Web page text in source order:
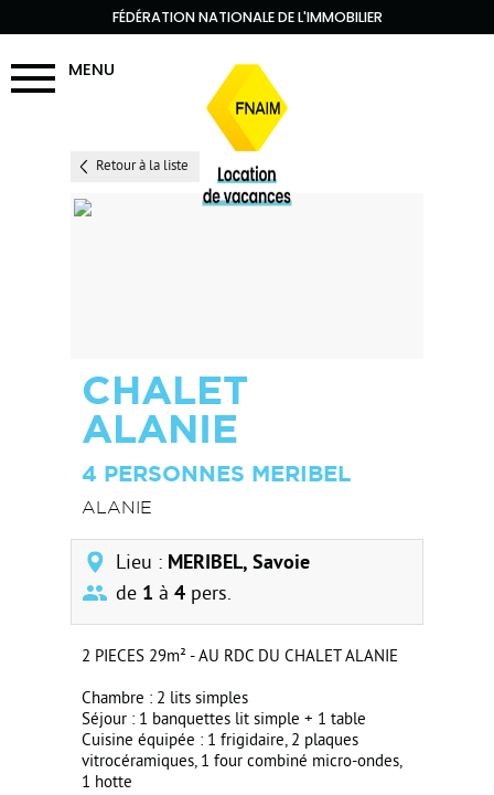
FÉDÉRATION NATIONALE DE L'IMMOBILIER
MENU
Retour à la liste
CHALET
ALANIE
4 PERSONNES MERIBEL
ALANIE
Lieu : MERIBEL, Savoie
de 1 à 4 pers.
2 PIECES 29m² - AU RDC DU CHALET ALANIE
Chambre : 2 lits simples
Séjour : 1 banquettes lit simple + 1 table
Cuisine équipée : 1 frigidaire, 2 plaques
vitrocéramiques, 1 four combiné micro-ondes,
1 hotte